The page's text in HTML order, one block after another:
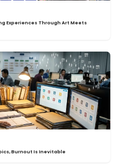
Experiences Through Art Meets
Burnout Is Inevitable